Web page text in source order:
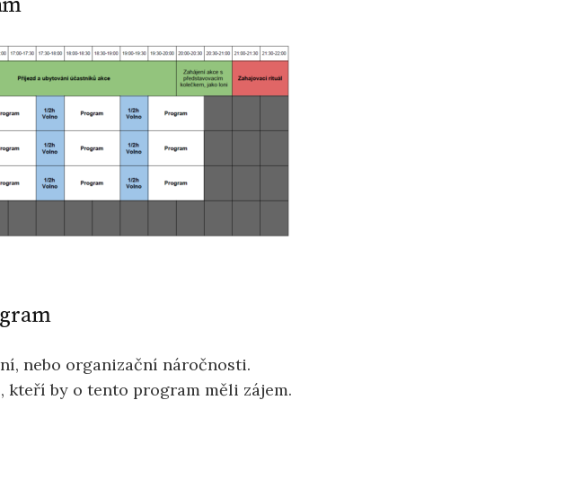
nebo organizační náročnosti.
by o tento program měli zájem.